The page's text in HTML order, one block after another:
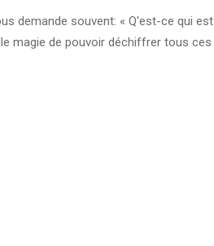
demande souvent: « Q'est-ce qui est
magie de pouvoir déchiffrer tous ces